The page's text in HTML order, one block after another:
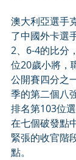
澳大利亞選手
了中國外卡選
2、6-4的比分
位20歲小將，
公開賽四分之
季的第二個八
排名第103位
在七個破發點
緊張的收官階
點。